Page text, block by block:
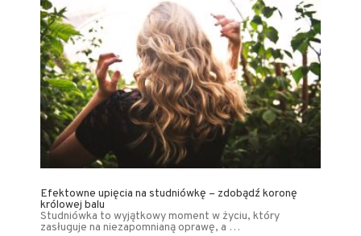
Efektowne upięcia na studniówkę – zdobądź koronę
królowej balu
Studniówka to wyjątkowy moment w życiu, który
zasługuje na niezapomnianą oprawę, a …